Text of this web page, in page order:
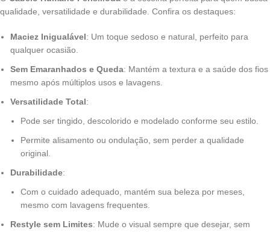
qualidade, versatilidade e durabilidade. Confira os destaques:
Maciez Inigualável: Um toque sedoso e natural, perfeito para
qualquer ocasião.
Sem Emaranhados e Queda: Mantém a textura e a saúde dos fios
mesmo após múltiplos usos e lavagens.
Versatilidade Total:
Pode ser tingido, descolorido e modelado conforme seu estilo.
Permite alisamento ou ondulação, sem perder a qualidade
original.
Durabilidade:
Com o cuidado adequado, mantém sua beleza por meses,
mesmo com lavagens frequentes.
Restyle sem Limites: Mude o visual sempre que desejar, sem